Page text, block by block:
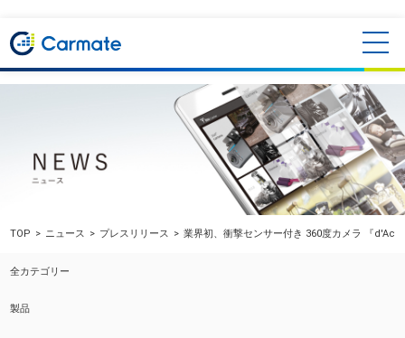
TOP ニュース プレスリリース 業界初、衝撃センサー付き 360度カメラ 『
全カテゴリー
製品